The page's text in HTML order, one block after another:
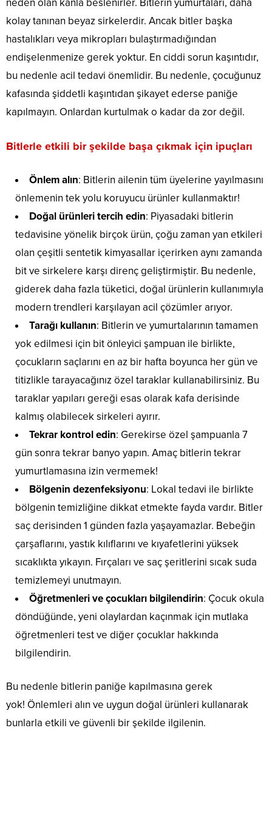
neden olan kanla beslenirler. Bitlerin yumurtaları, daha
kolay tanınan beyaz sirkelerdir. Ancak bitler başka
hastalıkları veya mikropları bulaştırmadığından
endişelenmenize gerek yoktur. En ciddi sorun kaşıntıdır,
bu nedenle acil tedavi önemlidir. Bu nedenle, çocuğunuz
kafasında şiddetli kaşıntıdan şikayet ederse paniğe
kapılmayın. Onlardan kurtulmak o kadar da zor değil.
Bitlerle etkili bir şekilde başa çıkmak için ipuçları
Önlem alın: Bitlerin ailenin tüm üyelerine yayılmasını
önlemenin tek yolu koruyucu ürünler kullanmaktır!
Doğal ürünleri tercih edin: Piyasadaki bitlerin
tedavisine yönelik birçok ürün, çoğu zaman yan etkileri
olan çeşitli sentetik kimyasallar içerirken aynı zamanda
bit ve sirkelere karşı direnç geliştirmiştir. Bu nedenle,
giderek daha fazla tüketici, doğal ürünlerin kullanımıyla
modern trendleri karşılayan acil çözümler arıyor.
Tarağı kullanın: Bitlerin ve yumurtalarının tamamen
yok edilmesi için bit önleyici şampuan ile birlikte,
çocukların saçlarını en az bir hafta boyunca her gün ve
titizlikle tarayacağınız özel taraklar kullanabilirsiniz. Bu
taraklar yapıları gereği esas olarak kafa derisinde
kalmış olabilecek sirkeleri ayırır.
Tekrar kontrol edin: Gerekirse özel şampuanla 7
gün sonra tekrar banyo yapın. Amaç bitlerin tekrar
yumurtlamasına izin vermemek!
Bölgenin dezenfeksiyonu: Lokal tedavi ile birlikte
bölgenin temizliğine dikkat etmekte fayda vardır. Bitler
saç derisinden 1 günden fazla yaşayamazlar. Bebeğin
çarşaflarını, yastık kılıflarını ve kıyafetlerini yüksek
sıcaklıkta yıkayın. Fırçaları ve saç şeritlerini sıcak suda
temizlemeyi unutmayın.
Öğretmenleri ve çocukları bilgilendirin: Çocuk okula
döndüğünde, yeni olaylardan kaçınmak için mutlaka
öğretmenleri test ve diğer çocuklar hakkında
bilgilendirin.
Bu nedenle bitlerin paniğe kapılmasına gerek
yok! Önlemleri alın ve uygun doğal ürünleri kullanarak
bunlarla etkili ve güvenli bir şekilde ilgilenin.